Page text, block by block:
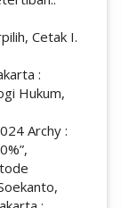
Cetak I.
:
Hukum,
Archy :